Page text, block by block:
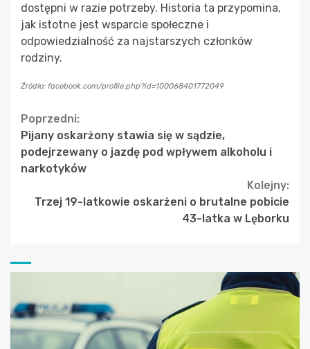
dostępni w razie potrzeby. Historia ta przypomina,
jak istotne jest wsparcie społeczne i
odpowiedzialność za najstarszych członków
rodziny.
Źródło: facebook.com/profile.php?id=100068401772049
Continue
Reading
Poprzedni:
Pijany oskarżony stawia się w sądzie,
podejrzewany o jazdę pod wpływem alkoholu i
narkotyków
Kolejny:
Trzej 19-latkowie oskarżeni o brutalne pobicie
43-latka w Lęborku